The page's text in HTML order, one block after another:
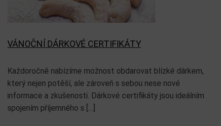
VÁNOČNÍ DÁRKOVÉ CERTIFIKÁTY
Každoročně nabízíme možnost obdarovat blízké dárkem,
který nejen potěší, ale zároveň s sebou nese nové
informace a zkušenosti. Dárkové certifikáty jsou ideálním
spojením příjemného s […]